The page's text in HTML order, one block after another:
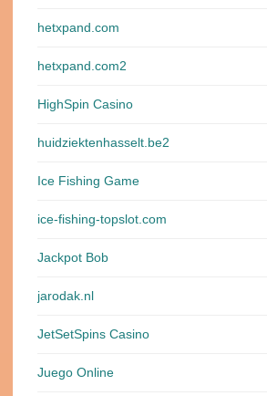
hetxpand.com
hetxpand.com2
HighSpin Casino
huidziektenhasselt.be2
Ice Fishing Game
ice-fishing-topslot.com
Jackpot Bob
jarodak.nl
JetSetSpins Casino
Juego Online